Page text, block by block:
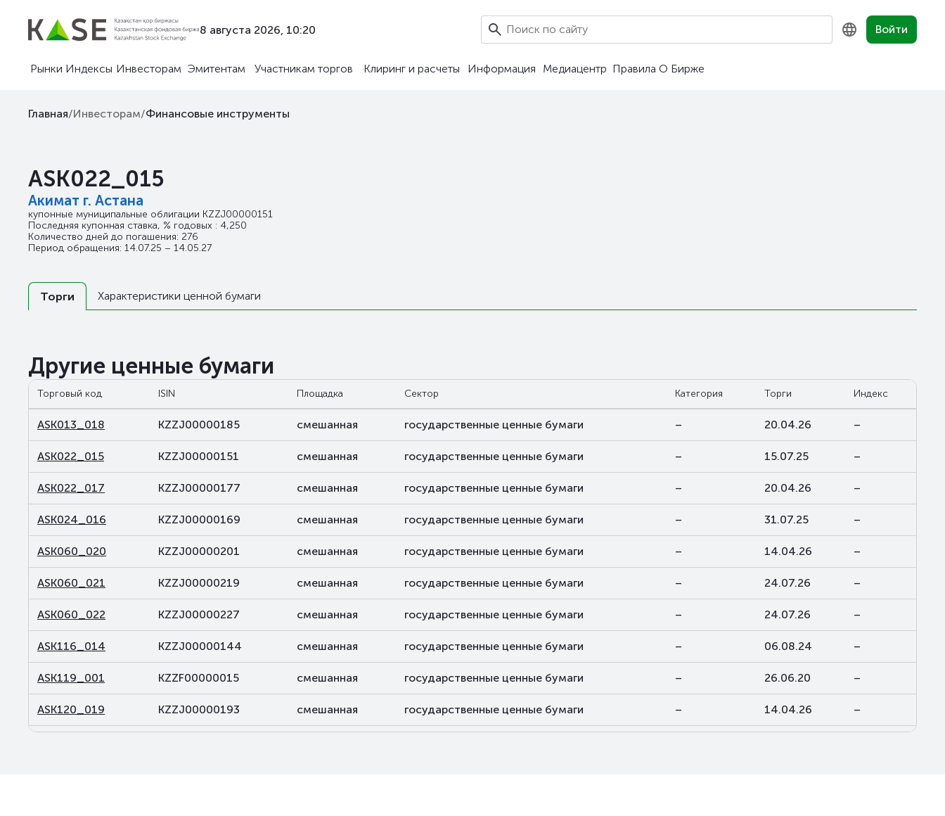
8 августа 2026, 10:20 Войти
Рынки Индексы Инвесторам Эмитентам Участникам торгов Клиринг и расчеты Информация Медиацентр Правила О Бирже
Главная/Инвесторам/Финансовые инструменты
ASK022_015
Акимат г. Астана
купонные муниципальные облигации KZZJ00000151
Последняя купонная ставка, % годовых : 4,250
Количество дней до погашения: 276
Период обращения: 14.07.25 – 14.05.27
Торги Характеристики ценной бумаги
Другие ценные бумаги
Торговый код ISIN Площадка Сектор Категория Торги Индекс
ASK013_018 KZZJ00000185 смешанная государственные ценные бумаги – 20.04.26 –
ASK022_015 KZZJ00000151 смешанная государственные ценные бумаги – 15.07.25 –
ASK022_017 KZZJ00000177 смешанная государственные ценные бумаги – 20.04.26 –
ASK024_016 KZZJ00000169 смешанная государственные ценные бумаги – 31.07.25 –
ASK060_020 KZZJ00000201 смешанная государственные ценные бумаги – 14.04.26 –
ASK060_021 KZZJ00000219 смешанная государственные ценные бумаги – 24.07.26 –
ASK060_022 KZZJ00000227 смешанная государственные ценные бумаги – 24.07.26 –
ASK116_014 KZZJ00000144 смешанная государственные ценные бумаги – 06.08.24 –
ASK119_001 KZZF00000015 смешанная государственные ценные бумаги – 26.06.20 –
ASK120_019 KZZJ00000193 смешанная государственные ценные бумаги – 14.04.26 –